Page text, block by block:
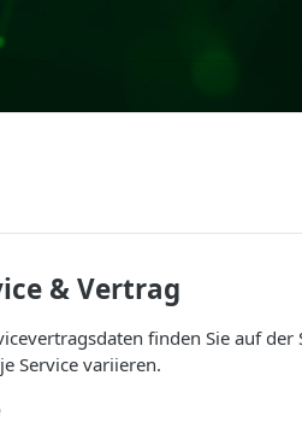
& Vertrag
finden Sie auf der
Service variieren.